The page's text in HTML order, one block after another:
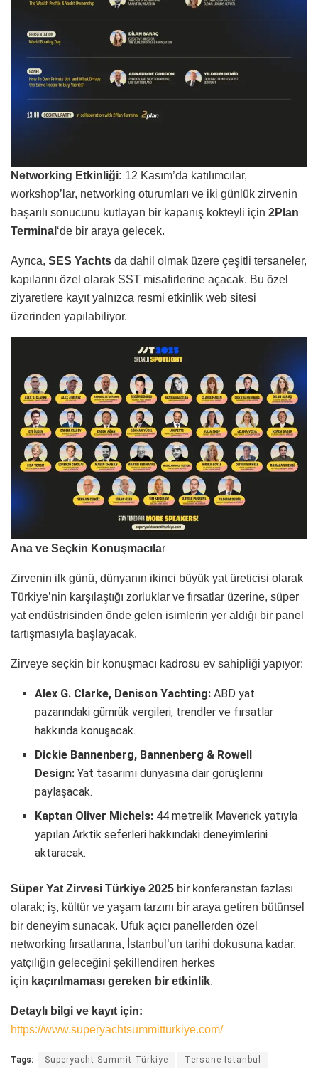
Networking Etkinliği: 12 Kasım’da katılımcılar,
workshop’lar, networking oturumları ve iki günlük zirvenin
başarılı sonucunu kutlayan bir kapanış kokteyli için 2Plan
Terminal ‘de bir araya gelecek.
Ayrıca, SES Yachts da dahil olmak üzere çeşitli tersaneler,
kapılarını özel olarak SST misafirlerine açacak. Bu özel
ziyaretlere kayıt yalnızca resmi etkinlik web sitesi
üzerinden yapılabiliyor.
Ana ve Seçkin Konuşmacılar
Zirvenin ilk günü, dünyanın ikinci büyük yat üreticisi olarak
Türkiye’nin karşılaştığı zorluklar ve fırsatlar üzerine, süper
yat endüstrisinden önde gelen isimlerin yer aldığı bir panel
tartışmasıyla başlayacak.
Zirveye seçkin bir konuşmacı kadrosu ev sahipliği yapıyor:
Alex G. Clarke, Denison Yachting: ABD yat
pazarındaki gümrük vergileri, trendler ve fırsatlar
hakkında konuşacak.
Dickie Bannenberg, Bannenberg & Rowell
Design: Yat tasarımı dünyasına dair görüşlerini
paylaşacak.
Kaptan Oliver Michels: 44 metrelik Maverick yatıyla
yapılan Arktik seferleri hakkındaki deneyimlerini
aktaracak.
Süper Yat Zirvesi Türkiye 2025 bir konferanstan fazlası
olarak; iş, kültür ve yaşam tarzını bir araya getiren bütünsel
bir deneyim sunacak. Ufuk açıcı panellerden özel
networking fırsatlarına, İstanbul’un tarihi dokusuna kadar,
yatçılığın geleceğini şekillendiren herkes
için kaçırılmaması gereken bir etkinlik.
Detaylı bilgi ve kayıt için:
https://www.superyachtsummitturkiye.com/
Tags: Superyacht Summit Türkiye Tersane İstanbul